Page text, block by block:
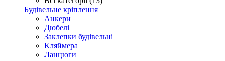
Будівельне кріплення
Анкери
Дюбелі
Заклепки будівельні
Кляймера
Ланцюги